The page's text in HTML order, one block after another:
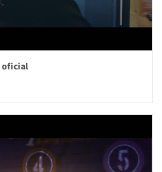
oficial